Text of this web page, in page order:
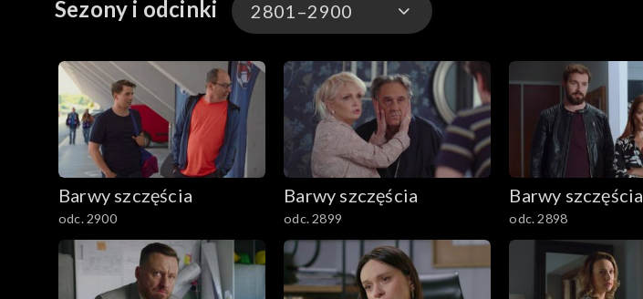
Sezony i odcinki 2801–2900
3301-3400
3201-3300
3101-3200
3001-3100
2901-3000
2801–2900
Barwy szczęścia
odc. 2900
Barwy szczęścia
odc. 2899
Barwy szczęścia
odc. 2898